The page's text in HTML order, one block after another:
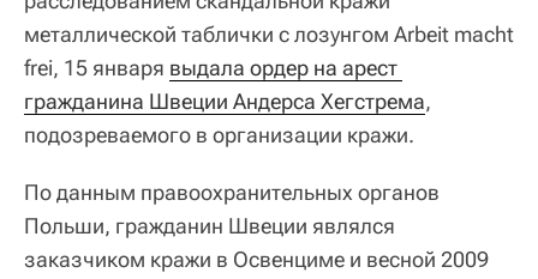
металлической таблички с лозунгом Arbeit macht
frei, 15 января выдала ордер на арест
гражданина Швеции Андерса Хегстрема,
подозреваемого в организации кражи.
По данным правоохранительных органов
Польши, гражданин Швеции являлся
заказчиком кражи в Освенциме и весной 2009